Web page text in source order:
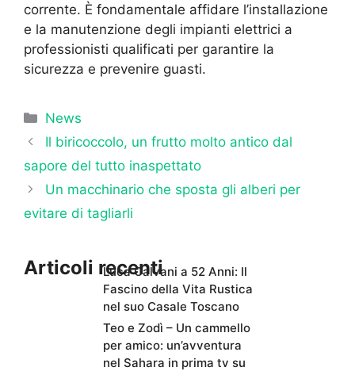
corrente. È fondamentale affidare l’installazione
e la manutenzione degli impianti elettrici a
professionisti qualificati per garantire la
sicurezza e prevenire guasti.
Categorie
News
Il biricoccolo, un frutto molto antico dal
sapore del tutto inaspettato
Un macchinario che sposta gli alberi per
evitare di tagliarli
Articoli recentiLuca Calvani a 52 Anni: Il
Fascino della Vita Rustica
nel suo Casale Toscano
Teo e Zodì – Un cammello
per amico: un’avventura
nel Sahara in prima tv su